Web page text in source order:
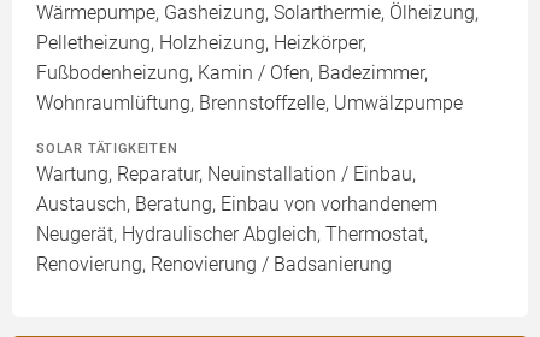
Wärmepumpe, Gasheizung, Solarthermie, Ölheizung,
Pelletheizung, Holzheizung, Heizkörper,
Fußbodenheizung, Kamin / Ofen, Badezimmer,
Wohnraumlüftung, Brennstoffzelle, Umwälzpumpe
SOLAR TÄTIGKEITEN
Wartung, Reparatur, Neuinstallation / Einbau,
Austausch, Beratung, Einbau von vorhandenem
Neugerät, Hydraulischer Abgleich, Thermostat,
Renovierung, Renovierung / Badsanierung